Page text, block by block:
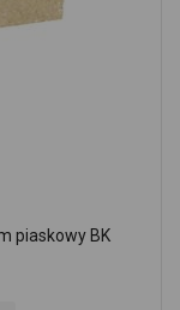
piaskowy BK